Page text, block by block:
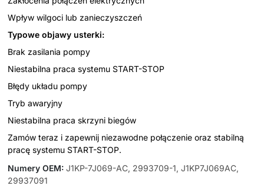
Wpływ wilgoci lub zanieczyszczeń
Typowe objawy usterki:
Brak zasilania pompy
Niestabilna praca systemu START-STOP
Błędy układu pompy
Tryb awaryjny
Niestabilna praca skrzyni biegów
Zamów teraz i zapewnij niezawodne połączenie oraz stabilną
pracę systemu START-STOP.
Numery OEM: J1KP-7J069-AC, 2993709-1, J1KP7J069AC,
29937091